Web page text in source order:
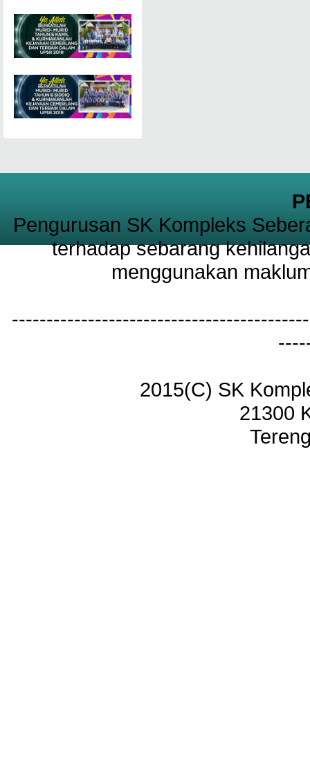
Pengurusan SK Kompleks
terhadap sebarang
menggunakan
2015(C) SK
21300